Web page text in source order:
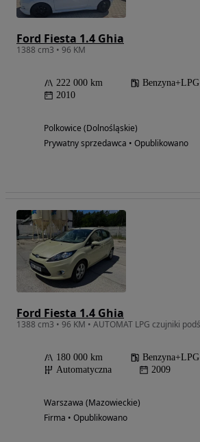
Ford Fiesta 1.4 Ghia
1388 cm3 • 96 KM
222 000 km Benzyna+LPG
2010
Polkowice (Dolnośląskie)
Prywatny sprzedawca • Opublikowano
Ford Fiesta 1.4 Ghia
180 000 km
Benzyna+LPG
Automatyczna
2009
Warszawa (Mazowieckie)
Firma • Opublikowano